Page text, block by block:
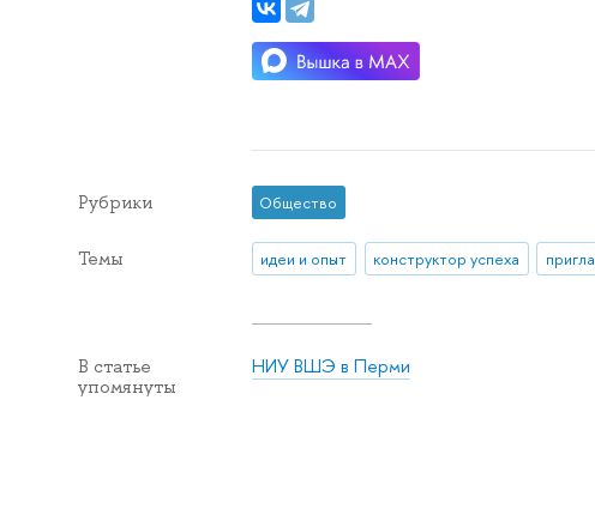
Рубрики Общество
Темы идеи и опыт конструктор успеха
В статье
упомянуты
НИУ ВШЭ в Перми